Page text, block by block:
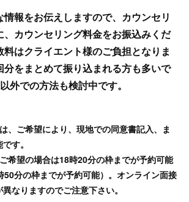
報をお伝えしますので、カウンセリ
、カウンセリング料金をお振込みくだ
料はクライエント様のご負担となりま
分をまとめて振り込まれる方も多いで
外での方法も検討中です。
、ご希望により、現地での同意書記入、ま
す。
希望の場合は18時20分の枠までが予約可能
50分の枠までが予約可能）。オンライン面接
なりますのでご注意下さい。